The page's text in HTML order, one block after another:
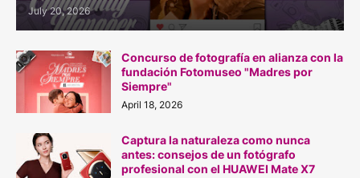
July 20, 2026
Concurso de fotografía en alianza con la
fundación Fotomuseo "Madres por
Siempre"
April 18, 2026
Captura la naturaleza como nunca
antes: consejos de un fotógrafo
profesional con el HUAWEI Mate X7